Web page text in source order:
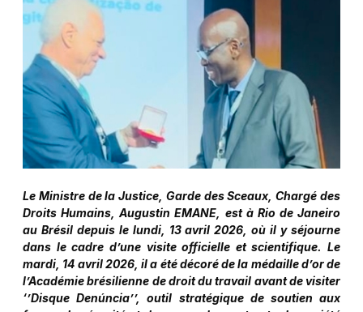
Le Ministre de la Justice, Garde des Sceaux, Chargé des
Droits Humains, Augustin EMANE, est à Rio de Janeiro
au Brésil depuis le lundi, 13 avril 2026, où il y séjourne
dans le cadre d’une visite officielle et scientifique. Le
mardi, 14 avril 2026, il a été décoré de la médaille d’or de
l’Académie brésilienne de droit du travail avant de visiter
‘’Disque Denúncia’’, outil stratégique de soutien aux